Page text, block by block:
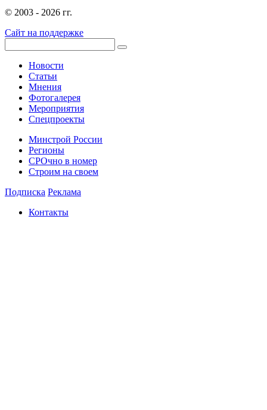
© 2003 - 2026 гг.
Сайт на поддержке
Новости
Статьи
Мнения
Фотогалерея
Мероприятия
Спецпроекты
Минстрой России
Регионы
СРОчно в номер
Строим на своем
Подписка Реклама
Контакты